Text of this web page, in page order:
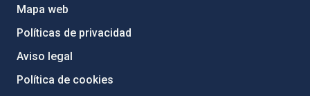
Mapa web
Políticas de privacidad
Aviso legal
Política de cookies